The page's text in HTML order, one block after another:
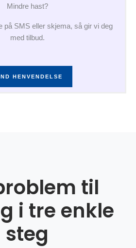
Mindre hast?
på SMS eller skjema, så gir vi deg
med tilbud.
HENVENDELSE
til
i tre enkle
steg